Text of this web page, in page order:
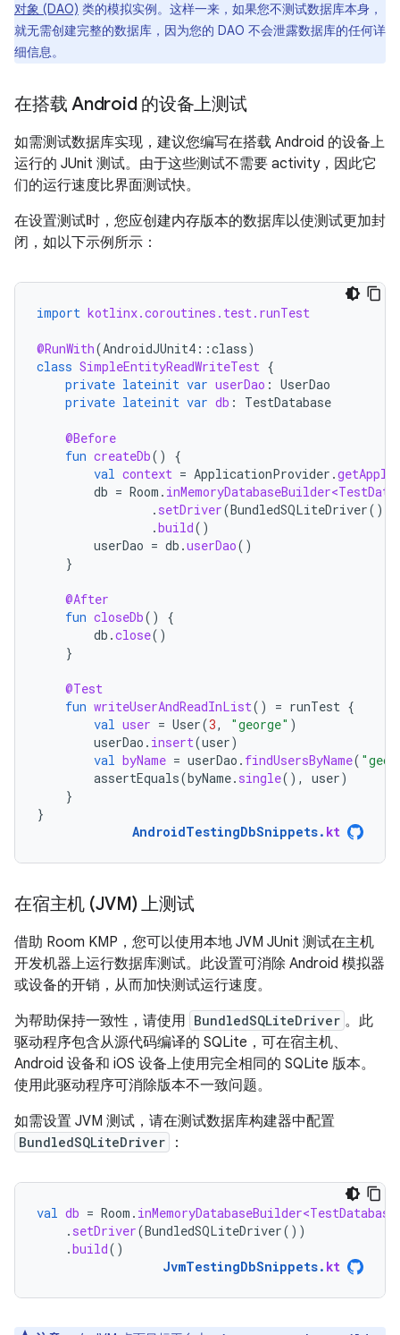
对象 (DAO) 类的模拟实例。这样一来，如果您不测试数据库本身，
就无需创建完整的数据库，因为您的 DAO 不会泄露数据库的任何详
细信息。
在搭载 Android 的设备上测试
如需测试数据库实现，建议您编写在搭载 Android 的设备上
运行的 JUnit 测试。由于这些测试不需要 activity，因此它
们的运行速度比界面测试快。
在设置测试时，您应创建内存版本的数据库以使测试更加封
闭，如以下示例所示：
import kotlinx.coroutines.test.runTest
@RunWith(AndroidJUnit4 ::class)
class SimpleEntityReadWriteTest {
private lateinit var userDao : UserDao
private lateinit var db : TestDatabase
@Before
fun createDb()
{
val context = ApplicationProvider .
db = Room .
. setDriver(BundledSQLiteDriver())
.build()
userDao = db .userDao()
}
@After
fun closeDb()
{
db .close()
}
@Test
fun writeUserAndReadInList() = runTest {
val user = User(3, "george" )
userDao . insert(user)
val byName = userDao . findUsersByName(
assertEquals(byName. single(), user)
}
}
AndroidTestingDbSnippets. kt
在宿主机 (JVM) 上测试
借助 Room KMP，您可以使用本地 JVM JUnit 测试在主机
开发机器上运行数据库测试。此设置可消除 Android 模拟器
或设备的开销，从而加快测试运行速度。
为帮助保持一致性，请使用 BundledSQLiteDriver 。此
驱动程序包含从源代码编译的 SQLite，可在宿主机、
Android 设备和 iOS 设备上使用完全相同的 SQLite 版本。
使用此驱动程序可消除版本不一致问题。
如需设置 JVM 测试，请在测试数据库构建器中配置
BundledSQLiteDriver ：
val db = Room .
. setDriver(BundledSQLiteDriver())
.build()
JvmTestingDbSnippets. kt